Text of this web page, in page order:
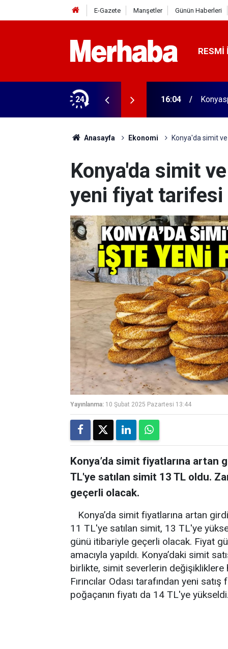
E-Gazete Manşetler Günün Haberleri
RESMI
24
313 beygir motoru var 16:04
Anasayfa Ekonomi Konya'da simit
Konya'da simit
yeni fiyat tarifesi
Yayınlanma: 10 Şubat 2025 Pazartesi 13:44
Konya’da simit fiyatlarına artan
TL'ye satılan simit 13 TL oldu.
geçerli olacak.
Konya’da simit fiyatlarına artan
11 TL'ye satılan simit, 13 TL'ye
günü itibariyle geçerli olacak. Fiyat
amacıyla yapıldı. Konya’daki simit
birlikte, simit severlerin değişikliklere
Fırıncılar Odası tarafından yeni
poğaçanın fiyatı da 14 TL'ye